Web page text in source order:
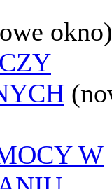
okno)
W